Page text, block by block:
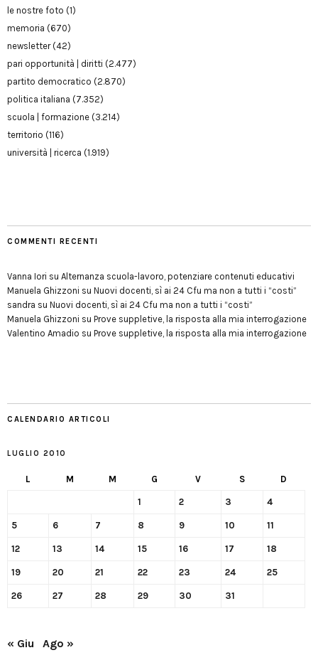
le nostre foto (1)
memoria (670)
newsletter(42)
pari opportunità | diritti (2.477)
partito democratico (2.870)
politica italiana (7.352)
scuola | formazione (3.214)
territorio (116)
università | ricerca (1.919)
COMMENTI RECENTI
Vanna Iori su Alternanza scuola-lavoro, potenziare contenuti educativi
Manuela Ghizzoni su Nuovi docenti, sì ai 24 Cfu ma non a tutti i “costi”
sandra su Nuovi docenti, sì ai 24 Cfu ma non a tutti i “costi”
Manuela Ghizzoni su Prove suppletive, la risposta alla mia interrogazione
Valentino Amadio su Prove suppletive, la risposta alla mia interrogazione
CALENDARIO ARTICOLI
LUGLIO 2010
L M M G V S D
1 2 3 4
5 6 7 8 9 10 11
12 13 14 15 16 17 18
19 20 21 22 23 24 25
26 27 28 29 30 31
« Giu Ago »